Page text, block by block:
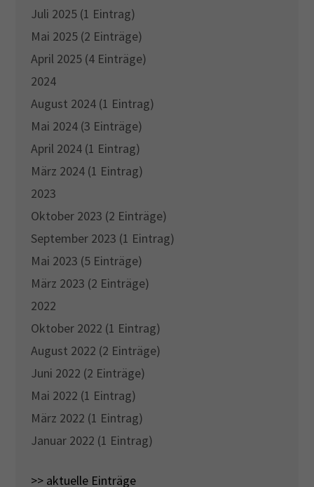
Juli 2025 (1 Eintrag)
Mai 2025 (2 Einträge)
April 2025 (4 Einträge)
2024
August 2024 (1 Eintrag)
Mai 2024 (3 Einträge)
April 2024 (1 Eintrag)
März 2024 (1 Eintrag)
2023
Oktober 2023 (2 Einträge)
September 2023 (1 Eintrag)
Mai 2023 (5 Einträge)
März 2023 (2 Einträge)
2022
Oktober 2022 (1 Eintrag)
August 2022 (2 Einträge)
Juni 2022 (2 Einträge)
Mai 2022 (1 Eintrag)
März 2022 (1 Eintrag)
Januar 2022 (1 Eintrag)
>> aktuelle Einträge